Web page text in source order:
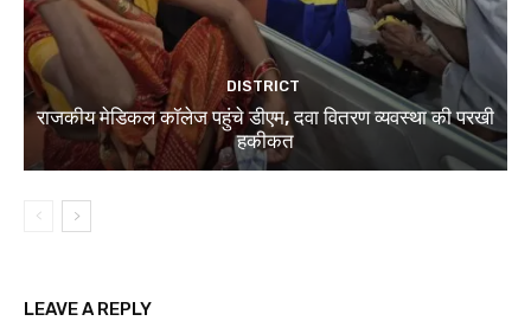
DISTRICT
राजकीय मेडिकल कॉलेज पहुंचे डीएम, दवा वितरण व्यवस्था की परखी
हकीकत
LEAVE A REPLY